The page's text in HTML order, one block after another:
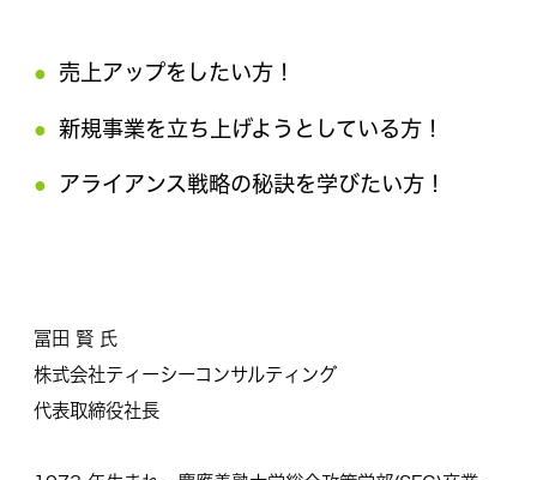
売上アップをしたい方！
新規事業を立ち上げようとしている方！
アライアンス戦略の秘訣を学びたい方！
冨田 賢 氏
株式会社ティーシーコンサルティング
代表取締役社長